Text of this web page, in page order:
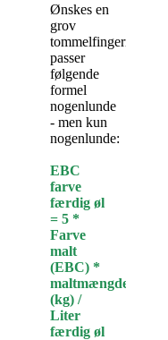
Ønskes en
grov
tommelfingerregel
passer
følgende
formel
nogenlunde
- men kun
nogenlunde:
EBC
farve
færdig øl
= 5 *
Farve
malt
(EBC) *
maltmængde
(kg) /
Liter
færdig øl